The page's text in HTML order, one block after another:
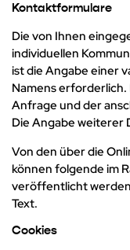
Kontaktformulare
Die von Ihnen
individuellen
ist die Angabe einer
Namens
Anfrage und der
Die Angabe weiterer
Von den über die
können folgende im
veröffentlicht
Text.
Cookies